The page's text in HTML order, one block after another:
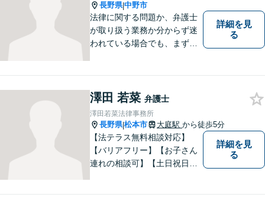
長野県|中野市
法律に関する問題か、弁護士
が取り扱う業務か分からず迷
われている場合でも、まずは
詳細を見
る
澤田 若菜 弁護士
澤田若菜法律事務所
長野県|松本市 大庭駅 から徒歩5分
【法テラス無料相談対応】
【バリアフリー】【お子さん
連れの相談可】【土日祝日応
詳細を見
る